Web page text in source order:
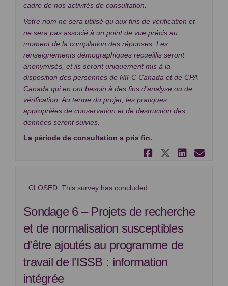
cadre de nos activités de consultation.
Votre nom ne sera utilisé qu’aux fins de vérification et
ne sera pas associé à un point de vue précis au
moment de la compilation des réponses. Les
renseignements démographiques recueillis seront
anonymisés, et ils seront uniquement mis à la
disposition des personnes de NIFC Canada et de CPA
Canada qui en ont besoin à des fins d’analyse ou de
vérification. Au terme du projet, les pratiques
appropriées de conservation et de destruction des
données seront suivies.
La période de consultation a pris fin.
Partager
CLOSED: This survey has concluded.
Sondage 6 – Projets de recherche
et de normalisation susceptibles
d’être ajoutés au programme de
travail de l’ISSB : information
intégrée